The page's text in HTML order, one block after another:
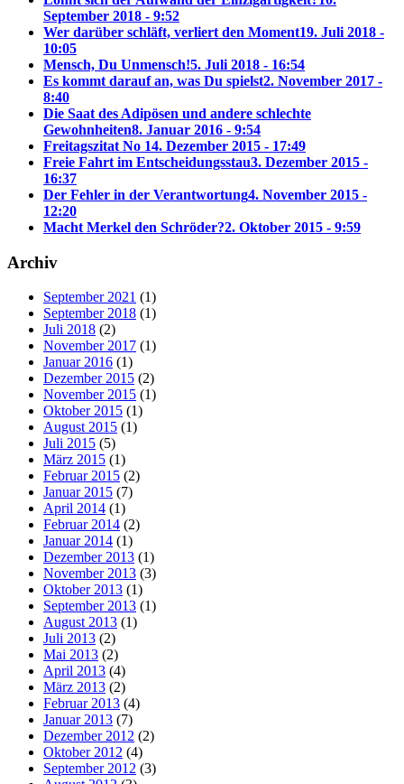
September 2018 - 9:52
Wer darüber schläft, verliert den Moment19. Juli 2018 -
10:05
Mensch, Du Unmensch!5. Juli 2018 - 16:54
Es kommt darauf an, was Du spielst2. November 2017 -
8:40
Die Saat des Adipösen und andere schlechte
Gewohnheiten8. Januar 2016 - 9:54
Freitagszitat No 14. Dezember 2015 - 17:49
Freie Fahrt im Entscheidungsstau3. Dezember 2015 -
16:37
Der Fehler in der Verantwortung4. November 2015 -
12:20
Macht Merkel den Schröder?2. Oktober 2015 - 9:59
Archiv
September 2021 (1)
September 2018 (1)
Juli 2018 (2)
November 2017 (1)
Januar 2016 (1)
Dezember 2015 (2)
November 2015 (1)
Oktober 2015 (1)
August 2015 (1)
Juli 2015 (5)
März 2015 (1)
Februar 2015 (2)
Januar 2015 (7)
April 2014 (1)
Februar 2014 (2)
Januar 2014 (1)
Dezember 2013 (1)
November 2013 (3)
Oktober 2013 (1)
September 2013 (1)
August 2013 (1)
Juli 2013 (2)
Mai 2013 (2)
April 2013 (4)
März 2013 (2)
Februar 2013 (4)
Januar 2013 (7)
Dezember 2012 (2)
Oktober 2012 (4)
September 2012 (3)